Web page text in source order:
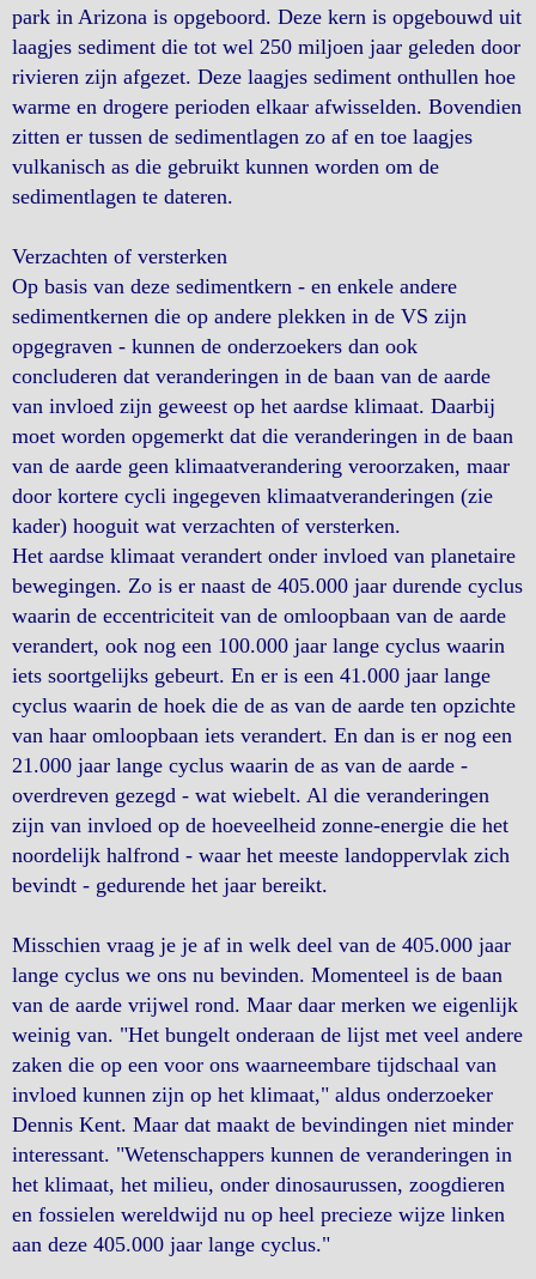
park in Arizona is opgeboord. Deze kern is opgebouwd uit
laagjes sediment die tot wel 250 miljoen jaar geleden door
rivieren zijn afgezet. Deze laagjes sediment onthullen hoe
warme en drogere perioden elkaar afwisselden. Bovendien
zitten er tussen de sedimentlagen zo af en toe laagjes
vulkanisch as die gebruikt kunnen worden om de
sedimentlagen te dateren.
Verzachten of versterken
Op basis van deze sedimentkern - en enkele andere
sedimentkernen die op andere plekken in de VS zijn
opgegraven - kunnen de onderzoekers dan ook
concluderen dat veranderingen in de baan van de aarde
van invloed zijn geweest op het aardse klimaat. Daarbij
moet worden opgemerkt dat die veranderingen in de baan
van de aarde geen klimaatverandering veroorzaken, maar
door kortere cycli ingegeven klimaatveranderingen (zie
kader) hooguit wat verzachten of versterken.
Het aardse klimaat verandert onder invloed van planetaire
bewegingen. Zo is er naast de 405.000 jaar durende cyclus
waarin de eccentriciteit van de omloopbaan van de aarde
verandert, ook nog een 100.000 jaar lange cyclus waarin
iets soortgelijks gebeurt. En er is een 41.000 jaar lange
cyclus waarin de hoek die de as van de aarde ten opzichte
van haar omloopbaan iets verandert. En dan is er nog een
21.000 jaar lange cyclus waarin de as van de aarde -
overdreven gezegd - wat wiebelt. Al die veranderingen
zijn van invloed op de hoeveelheid zonne-energie die het
noordelijk halfrond - waar het meeste landoppervlak zich
bevindt - gedurende het jaar bereikt.
Misschien vraag je je af in welk deel van de 405.000 jaar
lange cyclus we ons nu bevinden. Momenteel is de baan
van de aarde vrijwel rond. Maar daar merken we eigenlijk
weinig van. "Het bungelt onderaan de lijst met veel andere
zaken die op een voor ons waarneembare tijdschaal van
invloed kunnen zijn op het klimaat," aldus onderzoeker
Dennis Kent. Maar dat maakt de bevindingen niet minder
interessant. "Wetenschappers kunnen de veranderingen in
het klimaat, het milieu, onder dinosaurussen, zoogdieren
en fossielen wereldwijd nu op heel precieze wijze linken
aan deze 405.000 jaar lange cyclus."